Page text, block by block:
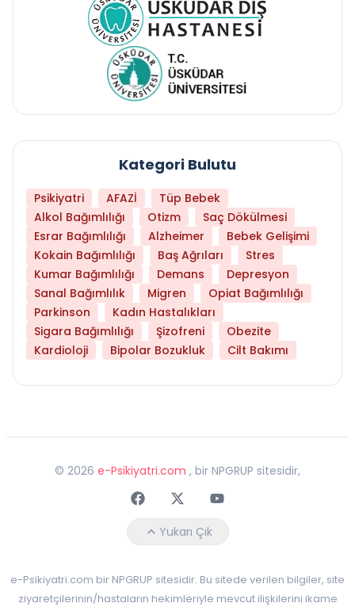
Kategori Bulutu
Psikiyatri AFAZİ
Tüp Bebek
Alkol Bağımlılığı
Otizm
Saç Dökülmesi
Esrar Bağımlılığı
Alzheimer
Bebek Gelişimi
Kokain Bağımlılığı
Baş Ağrıları
Stres
Kumar Bağımlılığı
Demans
Depresyon
Sanal Bağımlılık
Migren
Opiat Bağımlılığı
Parkinson
Kadın Hastalıkları
Sigara Bağımlılığı
Şizofreni
Obezite
Kardioloji
Bipolar Bozukluk Cilt Bakımı
© 2026 e-Psikiyatri.com , bir NPGRUP sitesidir,
FaceebokTwitterYoutube
Yukarı Çık
e-Psikiyatri.com bir NPGRUP sitesidir. Bu sitede verilen bilgiler, site
ziyaretçilerinin/hastaların hekimleriyle mevcut ilişkilerini ikame